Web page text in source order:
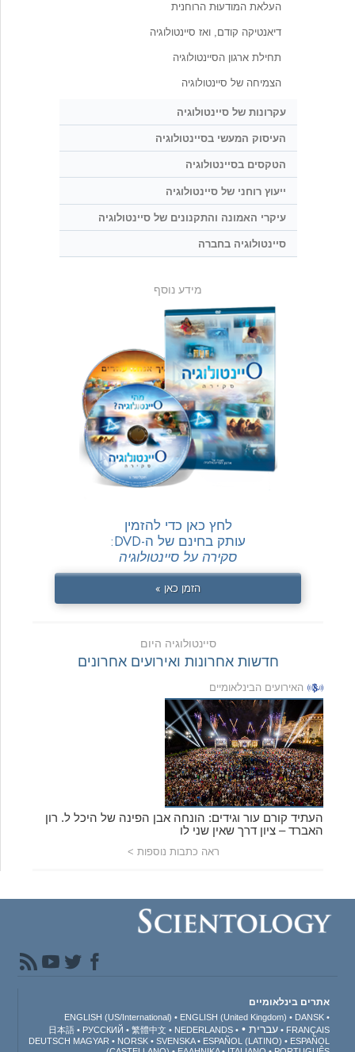
העלאת המודעוּת הרוחנית
דיאנטיקה קודם, ואז סיינטולוגיה
תחילת ארגון הסיינטולוגיה
הצמיחה של סיינטולוגיה
עקרונות של סיינטולוגיה
העיסוק המעשי בסיינטולוגיה
הטקסים בסיינטולוגיה
ייעוץ רוחני של סיינטולוגיה
עיקרי האמונה והתקנונים של סיינטולוגיה
סיינטולוגיה בחברה
מידע נוסף
לחץ כאן כדי להזמין
עותק בחינם של ה-DVD:
סקירה על סיינטולוגיה
הזמן כאן »
סיינטולוגיה היום
חדשות אחרונות ואירועים אחרונים
האירועים הבינלאומיים
העתיד קורם עור וגידים: הונחה אבן הפינה של היכל ל. רון
האברד – ציון דרך שאין שני לו
ראה כתבות נוספות >
אתרים בינלאומיים
ENGLISH (US/International) ENGLISH (United Kingdom)
DANSK
FRANÇAIS
עברית 日本語 РУССКИЙ 繁體中文
NEDERLANDS
DEUTSCH MAGYAR NORSK SVENSKA ESPAÑOL (LATINO)
ESPAÑOL